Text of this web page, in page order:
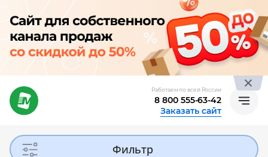
Работаем по всей России
8 800 555-63-42
Заказать сайт
Фильтр